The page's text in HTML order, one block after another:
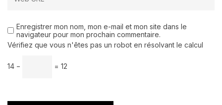
Enregistrer mon nom, mon e-mail et mon site dans le
navigateur pour mon prochain commentaire.
Vérifiez que vous n'êtes pas un robot en résolvant le calcul
14 − = 12